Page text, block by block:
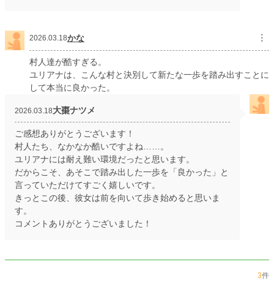
2026.03.18かな ︙
村人達が酷すぎる。
ユリアナは、こんな村と決別して新たな一歩を踏み出すことに
して本当に良かった。
2026.03.18大棗ナツメ
ご感想ありがとうございます！
村人たち、なかなか酷いですよね……。
ユリアナには耐え難い環境だったと思います。
だからこそ、あそこで踏み出した一歩を「良かった」と
言っていただけてすごく嬉しいです。
きっとこの後、彼女は前を向いて歩き始めると思いま
す。
コメントありがとうございました！
3件